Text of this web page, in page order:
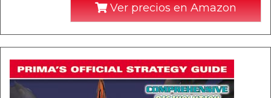
Ver precios en Amazon